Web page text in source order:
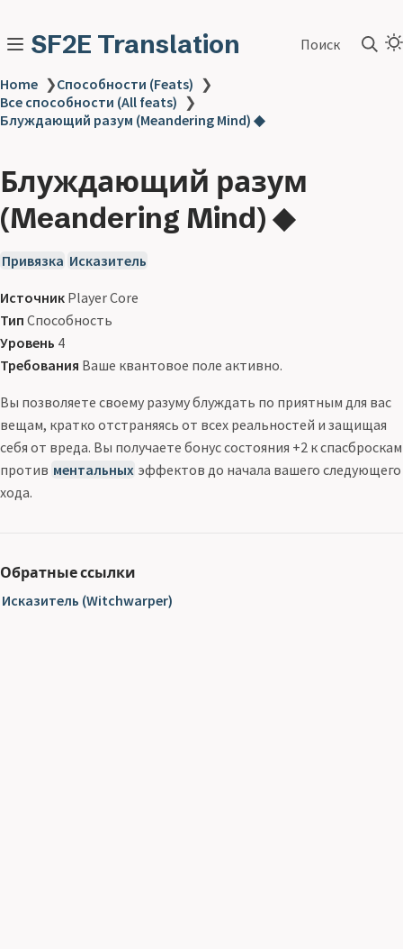
SF2E Translation Поиск
Home ❯Способности (Feats) ❯
Все способности (All feats) ❯
Блуждающий разум (Meandering Mind) ◆
Блуждающий разум
(Meandering Mind) ◆
Привязка Исказитель
Источник Player Core
Тип Способность
Уровень 4
Требования Ваше квантовое поле активно.
Вы позволяете своему разуму блуждать по приятным для вас
вещам, кратко отстраняясь от всех реальностей и защищая
себя от вреда. Вы получаете бонус состояния +2 к спасброскам
против ментальных эффектов до начала вашего следующего
хода.
Обратные ссылки
Исказитель (Witchwarper)